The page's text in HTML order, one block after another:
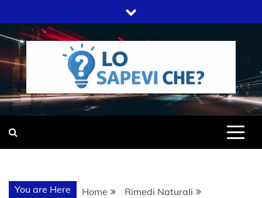
to
content
LO SAPEVI
CHE?
SITO WEB DEL GRUPPO LIFELIVE
You are Here Home
Rimedi Naturali